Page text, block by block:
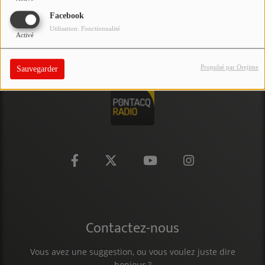
Facebook
Activé
Utilisation: Fonctionnalité
Sauvegarder Propulsé par Orejime
PARTICIPEZ
JEUX CONCOURS
RECRUTEMENT
VENEZ DANS LE PUBLIC !
Contactez-nous
Vous avez une suggestion, ou vous voulez juste dire